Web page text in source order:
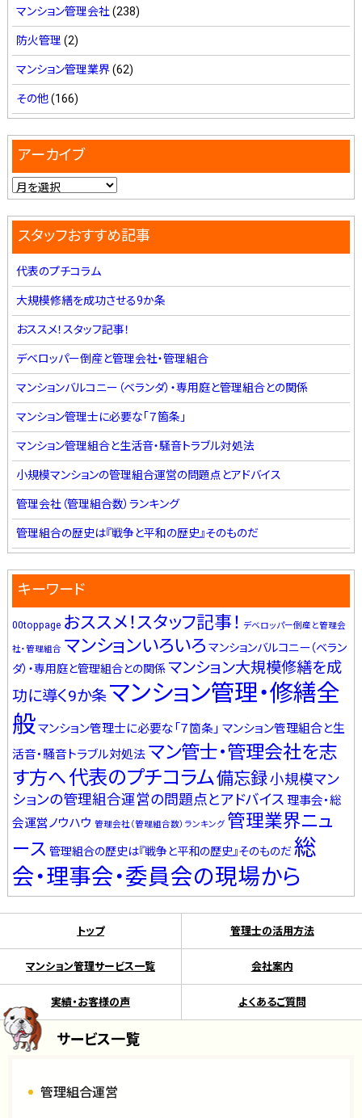
マンション管理会社 (238)
防火管理 (2)
マンション管理業界(62)
その他(166)
アーカイブ
スタッフおすすめ記事
代表のプチコラム
大規模修繕を成功させる9か条
おススメ！スタッフ記事！
デベロッパー倒産と管理会社・管理組合
マンションバルコニー（ベランダ）・専用庭と管理組合との関係
マンション管理士に必要な「７箇条」
マンション管理組合と生活音・騒音トラブル対処法
小規模マンションの管理組合運営の問題点とアドバイス
管理会社（管理組合数）ランキング
管理組合の歴史は『戦争と平和の歴史』そのものだ
キーワード
00toppage おススメ！スタッフ記事！ デベロッパー倒産と管理会
社・管理組合 マンションいろいろ マンションバルコニー（ベラン
ダ）・専用庭と管理組合との関係 マンション大規模修繕を成
功に導く9か条マンション管理・修繕全
般マンション管理士に必要な「７箇条」 マンション管理組合と生
活音・騒音トラブル対処法 マン管士・管理会社を志
す方へ代表のプチコラム備忘録小規模マン
ションの管理組合運営の問題点とアドバイス 理事会・総
会運営ノウハウ 管理会社（管理組合数）ランキング 管理業界ニュ
ース 管理組合の歴史は『戦争と平和の歴史』そのものだ総
会・理事会・委員会の現場から
トップ 管理士の活用方法
マンション管理サービス一覧 会社案内
実績・お客様の声 よくあるご質問
サービス一覧
管理組合運営